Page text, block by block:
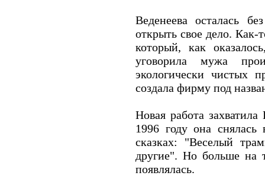
Веденеева осталась
открыть свое дело. Как-
который, как
уговорила мужа
экологически чистых
создала фирму под
Новая работа
1996 году она снялась
сказках: "Веселый
другие". Но больше на
появлялась.